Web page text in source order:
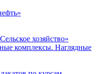
хозяйство»
комплексы. Наглядные